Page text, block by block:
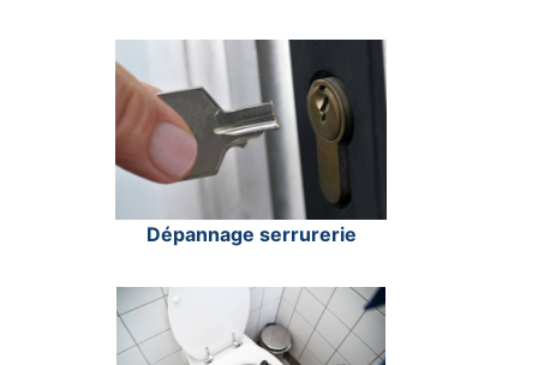
Dépannage serrurerie